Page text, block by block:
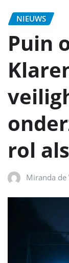
NIEUWS
Puin
rol
Miranda de